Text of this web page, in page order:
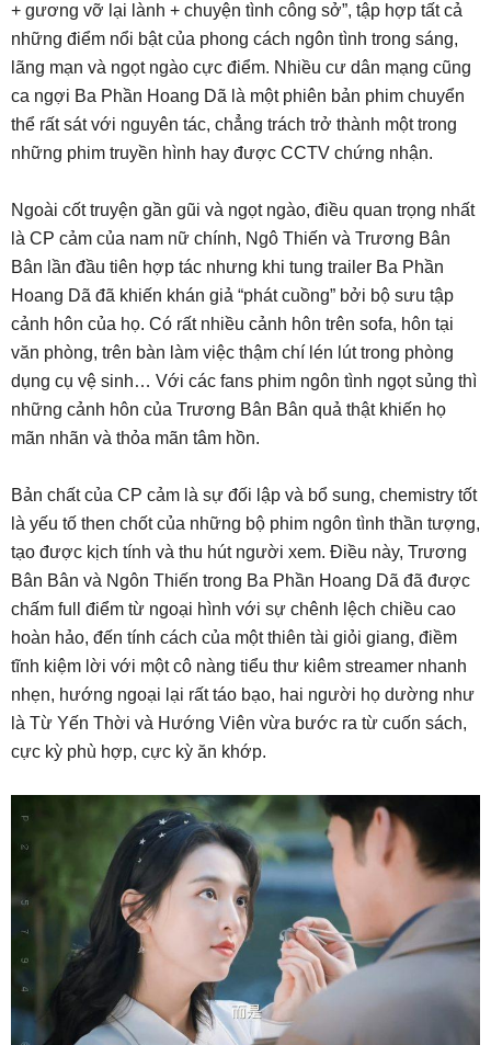
+ gương vỡ lại lành + chuyện tình công sở”, tập hợp tất cả
những điểm nổi bật của phong cách ngôn tình trong sáng,
lãng mạn và ngọt ngào cực điểm. Nhiều cư dân mạng cũng
ca ngợi Ba Phần Hoang Dã là một phiên bản phim chuyển
thể rất sát với nguyên tác, chẳng trách trở thành một trong
những phim truyền hình hay được CCTV chứng nhận.
Ngoài cốt truyện gần gũi và ngọt ngào, điều quan trọng nhất
là CP cảm của nam nữ chính, Ngô Thiến và Trương Bân
Bân lần đầu tiên hợp tác nhưng khi tung trailer Ba Phần
Hoang Dã đã khiến khán giả “phát cuồng” bởi bộ sưu tập
cảnh hôn của họ. Có rất nhiều cảnh hôn trên sofa, hôn tại
văn phòng, trên bàn làm việc thậm chí lén lút trong phòng
dụng cụ vệ sinh… Với các fans phim ngôn tình ngọt sủng thì
những cảnh hôn của Trương Bân Bân quả thật khiến họ
mãn nhãn và thỏa mãn tâm hồn.
Bản chất của CP cảm là sự đối lập và bổ sung, chemistry tốt
là yếu tố then chốt của những bộ phim ngôn tình thần tượng,
tạo được kịch tính và thu hút người xem. Điều này, Trương
Bân Bân và Ngôn Thiến trong Ba Phần Hoang Dã đã được
chấm full điểm từ ngoại hình với sự chênh lệch chiều cao
hoàn hảo, đến tính cách của một thiên tài giỏi giang, điềm
tĩnh kiệm lời với một cô nàng tiểu thư kiêm streamer nhanh
nhẹn, hướng ngoại lại rất táo bạo, hai người họ dường như
là Từ Yến Thời và Hướng Viên vừa bước ra từ cuốn sách,
cực kỳ phù hợp, cực kỳ ăn khớp.